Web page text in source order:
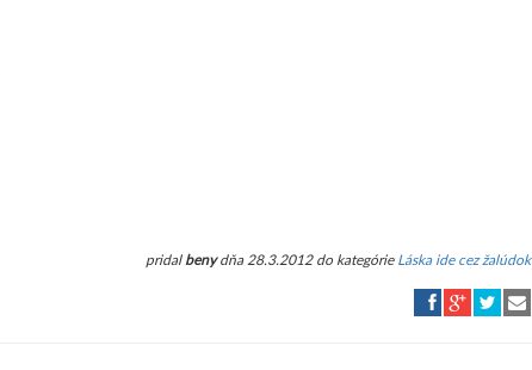
pridal benydňa 28.3.2012 do kategórie Láska ide cez žalúdok